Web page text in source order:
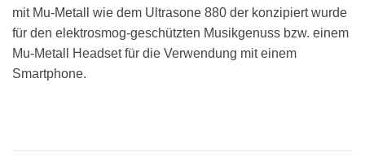
mit Mu-Metall wie dem Ultrasone 880 der konzipiert wurde
für den elektrosmog-geschützten Musikgenuss bzw. einem
Mu-Metall Headset für die Verwendung mit einem
Smartphone.